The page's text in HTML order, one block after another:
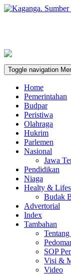
Toggle navigation
Home
Pemerintahan
Budpar
Peristiwa
Olahraga
Hukrim
Parlemen
Nasional
Jawa
Pendidikan
Niaga
Healty &
Budak
Advertorial
Index
Tambahan
SOP
Visi &
Video